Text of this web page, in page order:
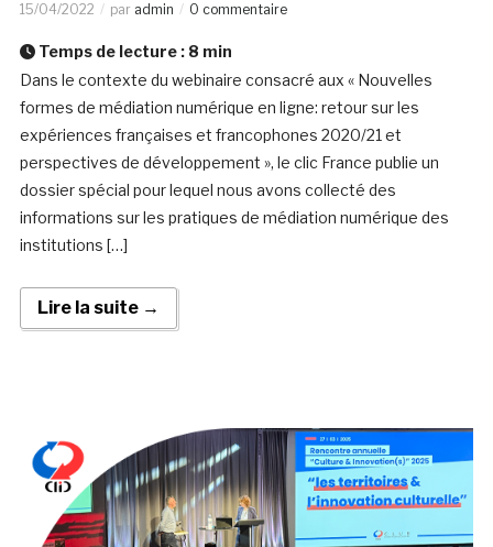
15/04/2022 par admin 0 commentaire
Temps de lecture : 8 min
Dans le contexte du webinaire consacré aux « Nouvelles
formes de médiation numérique en ligne: retour sur les
expériences françaises et francophones 2020/21 et
perspectives de développement », le clic France publie un
dossier spécial pour lequel nous avons collecté des
informations sur les pratiques de médiation numérique des
institutions […]
Lire la suite →